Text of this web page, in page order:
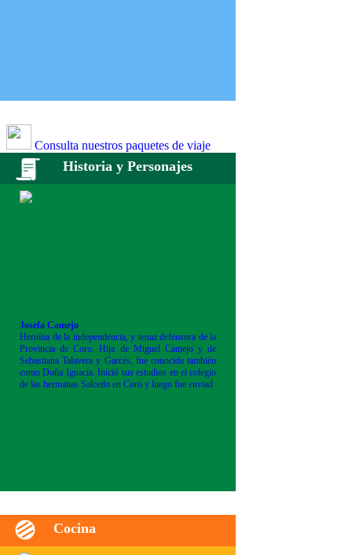
Consulta nuestros paquetes de viaje
Historia y Personajes
Josefa Camejo
Heroína de la independencia, y tenaz defensora de la
Provincia de Coro. Hija de Miguel Camejo y de
Sebastiana Talavera y Garcés, fue conocida también
como Doña Ignacia. Inició sus estudios en el colegio
de las hermanas Salcedo en Coro y luego fue enviad
Cocina